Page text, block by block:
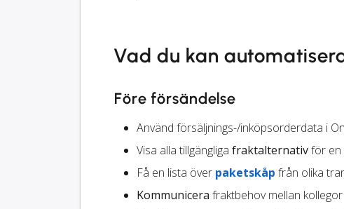
Vad du kan
Före försändelse
Använd försäljnings-/inköpsorderdata i
Visa alla tillgängliga fraktalternativför en
Få en lista över paketskåp från olika
Kommunicera fraktbehov mellan kollegor